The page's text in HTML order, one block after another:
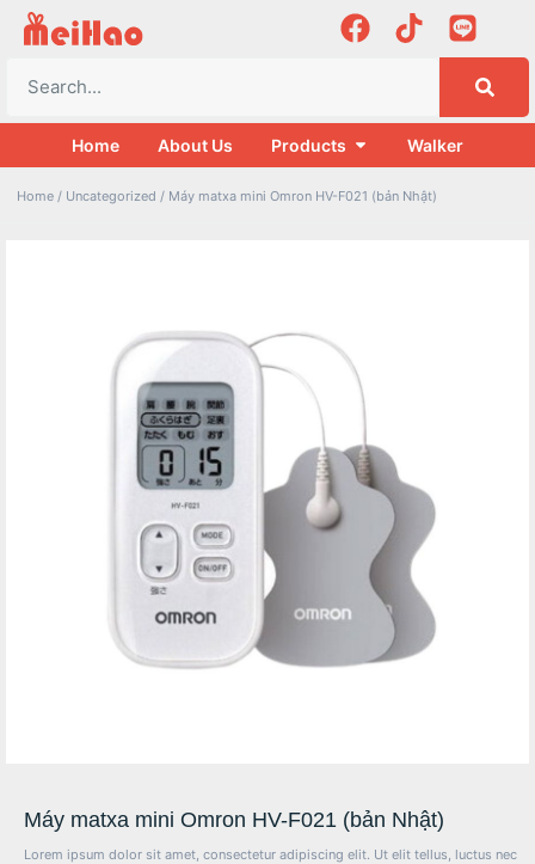
Home About Us Products Walker
Home / Uncategorized / Máy matxa mini Omron HV-F021 (bản Nhật)
Máy matxa mini Omron HV-F021 (bản Nhật)
Lorem ipsum dolor sit amet, consectetur adipiscing elit. Ut elit tellus, luctus nec